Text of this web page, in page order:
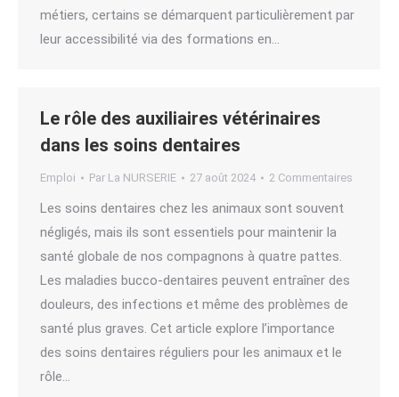
métiers, certains se démarquent particulièrement par
leur accessibilité via des formations en…
Le rôle des auxiliaires vétérinaires
dans les soins dentaires
Emploi Par La NURSERIE 27 août 2024 2 Commentaires
Les soins dentaires chez les animaux sont souvent
négligés, mais ils sont essentiels pour maintenir la
santé globale de nos compagnons à quatre pattes.
Les maladies bucco-dentaires peuvent entraîner des
douleurs, des infections et même des problèmes de
santé plus graves. Cet article explore l’importance
des soins dentaires réguliers pour les animaux et le
rôle…